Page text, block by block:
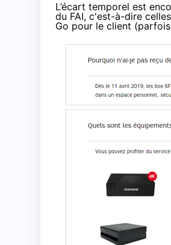
L’écart temporel est
du FAI, c'est-à-dire
Go pour le client